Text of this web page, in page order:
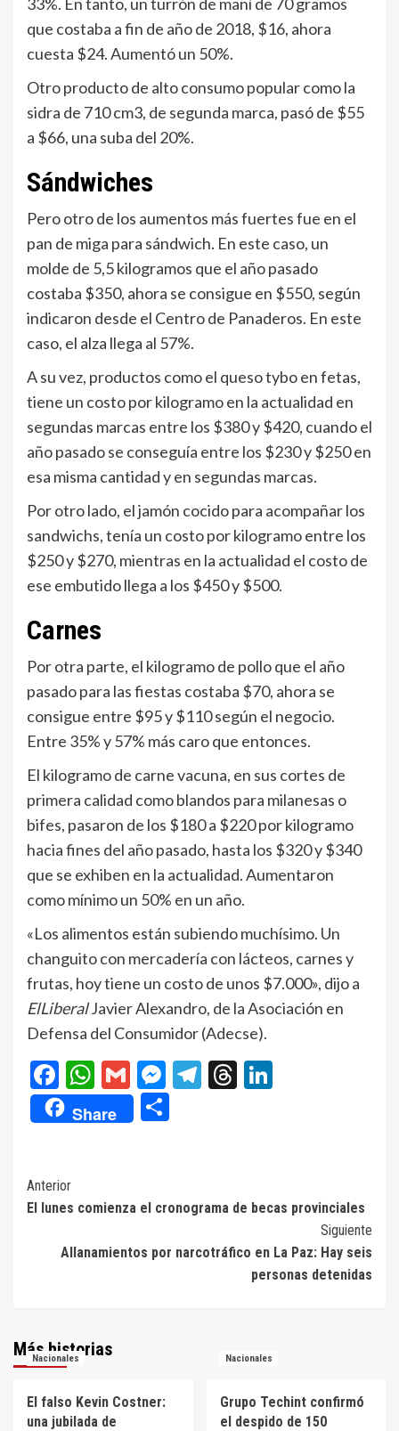
que costaba a fin de año de 2018, $16, ahora
cuesta $24. Aumentó un 50%.
Otro producto de alto consumo popular como la
sidra de 710 cm3, de segunda marca, pasó de $55
a $66, una suba del 20%.
Sándwiches
Pero otro de los aumentos más fuertes fue en el
pan de miga para sándwich. En este caso, un
molde de 5,5 kilogramos que el año pasado
costaba $350, ahora se consigue en $550, según
indicaron desde el Centro de Panaderos. En este
caso, el alza llega al 57%.
A su vez, productos como el queso tybo en fetas,
tiene un costo por kilogramo en la actualidad en
segundas marcas entre los $380 y $420, cuando el
año pasado se conseguía entre los $230 y $250 en
esa misma cantidad y en segundas marcas.
Por otro lado, el jamón cocido para acompañar los
sandwichs, tenía un costo por kilogramo entre los
$250 y $270, mientras en la actualidad el costo de
ese embutido llega a los $450 y $500.
Carnes
Por otra parte, el kilogramo de pollo que el año
pasado para las fiestas costaba $70, ahora se
consigue entre $95 y $110 según el negocio.
Entre 35% y 57% más caro que entonces.
El kilogramo de carne vacuna, en sus cortes de
primera calidad como blandos para milanesas o
bifes, pasaron de los $180 a $220 por kilogramo
hacia fines del año pasado, hasta los $320 y $340
que se exhiben en la actualidad. Aumentaron
como mínimo un 50% en un año.
«Los alimentos están subiendo muchísimo. Un
changuito con mercadería con lácteos, carnes y
frutas, hoy tiene un costo de unos $7.000», dijo a
ElLiberalJavier Alexandro, de la Asociación en
Defensa del Consumidor (Adecse).
Facebook
WhatsApp
GmailMessenger
Telegram
Threads
Share
Navegación
de
entradas
Anterior
El lunes comienza el cronograma de becas provinciales
Siguiente
Allanamientos por narcotráfico en La Paz: Hay seis
personas detenidas
Más historias
Nacionales
El falso Kevin Costner:
una jubilada de
Nacionales
Grupo Techint confirmó
el despido de 150